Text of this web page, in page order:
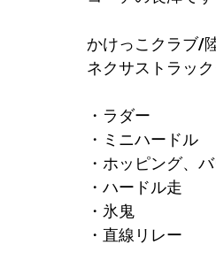
かけっこクラブ/
ネクサストラッ
・ラダー
・ミニハードル
・ホッピング、
・ハードル走
・氷鬼
・直線リレー